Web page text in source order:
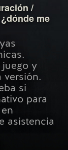
/
me
juego y
versión.
si
para
asistencia